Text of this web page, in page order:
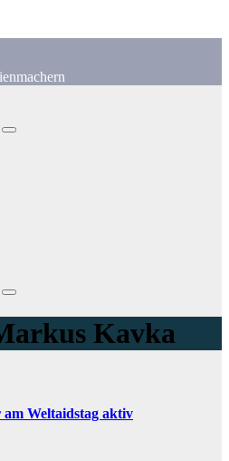
Kavka
Weltaidstag aktiv